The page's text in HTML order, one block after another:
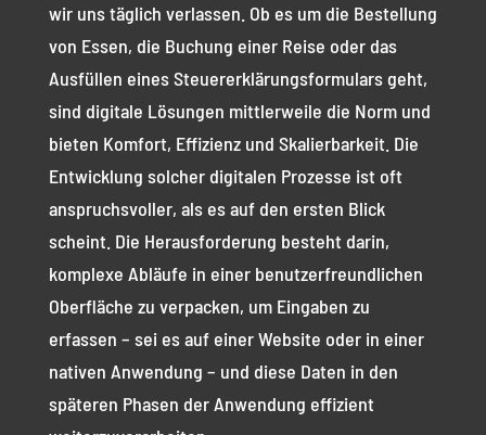
wir uns täglich verlassen. Ob es um die Bestellung
von Essen, die Buchung einer Reise oder das
Ausfüllen eines Steuererklärungsformulars geht,
sind digitale Lösungen mittlerweile die Norm und
bieten Komfort, Effizienz und Skalierbarkeit. Die
Entwicklung solcher digitalen Prozesse ist oft
anspruchsvoller, als es auf den ersten Blick
scheint. Die Herausforderung besteht darin,
komplexe Abläufe in einer benutzerfreundlichen
Oberfläche zu verpacken, um Eingaben zu
erfassen – sei es auf einer Website oder in einer
nativen Anwendung – und diese Daten in den
späteren Phasen der Anwendung effizient